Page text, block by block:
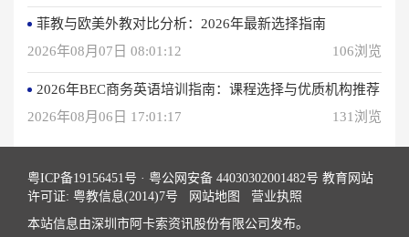
菲教与欧美外教对比分析：2026年最新选择指南
2026年08月07日 08:01:12
106浏览
2026年BEC商务英语培训指南：课程选择与优质机构推荐
2026年08月06日 17:01:17
131浏览
粤ICP备19156451号 · 粤公网安备 44030302001482号 教育网站
许可证: 粤教信息(2014)7号
网站地图
营业执照
本站信息由深圳市阿卡索资讯股份有限公司发布。